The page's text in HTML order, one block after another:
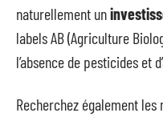
naturellement un
labels AB (Agriculture
l’absence de pesticides et
Recherchez également